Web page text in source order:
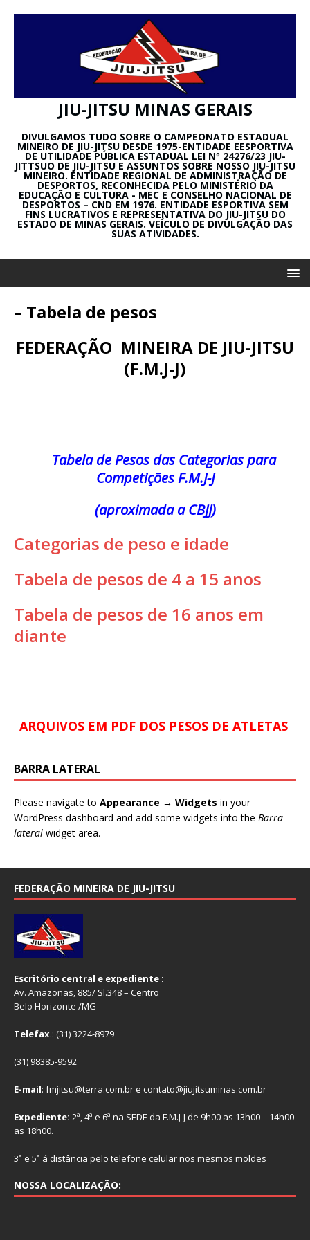
JIU-JITSU MINAS GERAIS
DIVULGAMOS TUDO SOBRE O CAMPEONATO ESTADUAL
MINEIRO DE JIU-JITSU DESDE 1975-ENTIDADE EESPORTIVA
DE UTILIDADE PÚBLICA ESTADUAL LEI Nº 24276/23 JIU-
JITTSUO DE JIU-JITSU E ASSUNTOS SOBRE NOSSO JIU-JITSU
MINEIRO. ENTIDADE REGIONAL DE ADMINISTRAÇÃO DE
DESPORTOS, RECONHECIDA PELO MINISTÉRIO DA
EDUCAÇÃO E CULTURA - MEC E CONSELHO NACIONAL DE
DESPORTOS – CND EM 1976. ENTIDADE ESPORTIVA SEM
FINS LUCRATIVOS E REPRESENTATIVA DO JIU-JITSU DO
ESTADO DE MINAS GERAIS. VEÍCULO DE DIVULGAÇÃO DAS
SUAS ATIVIDADES.
– Tabela de pesos
FEDERAÇÃO MINEIRA DE JIU-JITSU
(F.M.J-J)
Tabela de Pesos das Categorias para
Competições F.M.J-J
(aproximada a CBJJ)
Categorias de peso e idade
Tabela de pesos de 4 a 15 anos
Tabela de pesos de 16 anos em
diante
ARQUIVOS EM PDF DOS PESOS DE ATLETAS
BARRA LATERAL
Please navigate to Appearance → Widgets in your
WordPress dashboard and add some widgets into the Barra
lateral widget area.
FEDERAÇÃO MINEIRA DE JIU-JITSU
Escritório central e expediente :
Av. Amazonas, 885/ Sl.348 – Centro
Belo Horizonte /MG
Telefax.: (31) 3224-8979
(31) 98385-9592
E-mail: fmjitsu@terra.com.br e contato@jiujitsuminas.com.br
Expediente: 2ª, 4ª e 6ª na SEDE da F.M.J-J de 9h00 as 13h00 – 14h00
as 18h00.
3ª e 5ª á distância pelo telefone celular nos mesmos moldes
NOSSA LOCALIZAÇÃO: